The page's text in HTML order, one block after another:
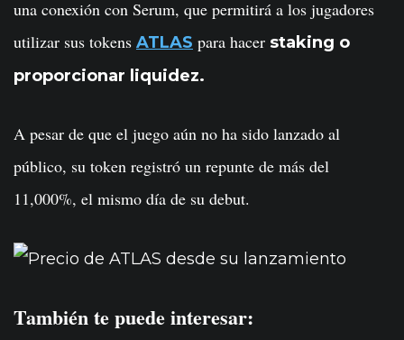
una conexión con Serum, que permitirá a los jugadores
utilizar sus tokens ATLAS para hacer staking o
proporcionar liquidez.
A pesar de que el juego aún no ha sido lanzado al
público, su token registró un repunte de más del
11,000%, el mismo día de su debut.
También te puede interesar: